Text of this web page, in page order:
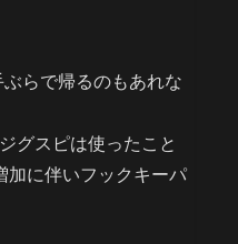
らで帰るのもあれな
グスピは使ったこと
加に伴いフックキーパ